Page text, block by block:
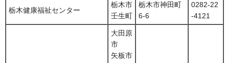
栃木健康福祉センター
栃木市
壬生町
栃木市神田町
6-6
0282-22
-4121
大田原
市
矢板市